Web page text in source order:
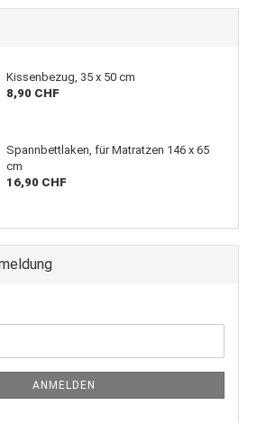
Kissenbezug, 35 x 50 cm
8,90 CHF
Spannbettlaken, für Matratzen 146 x 65
cm
16,90 CHF
ANMELDEN